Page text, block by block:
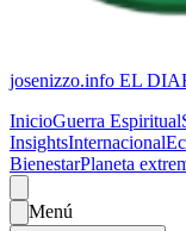
josenizzo.info EL
InicioGuerra Espiritual
InsightsInternacional
BienestarPlaneta
Menú